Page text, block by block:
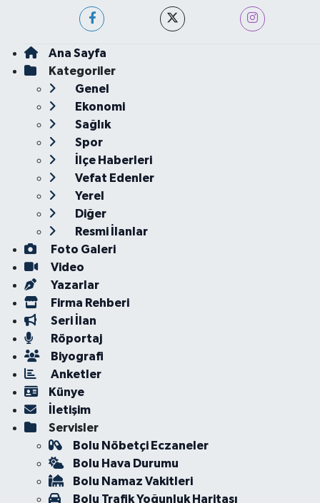
Ana Sayfa
Kategoriler
Genel
Ekonomi
Sağlık
Spor
İlçe Haberleri
Vefat Edenler
Yerel
Diğer
Resmi İlanlar
Foto Galeri
Video
Yazarlar
Firma Rehberi
Seri İlan
Röportaj
Biyografi
Anketler
Künye
İletişim
Servisler
Bolu Nöbetçi Eczaneler
Bolu Hava Durumu
Bolu Namaz Vakitleri
Bolu Trafik Yoğunluk Haritası